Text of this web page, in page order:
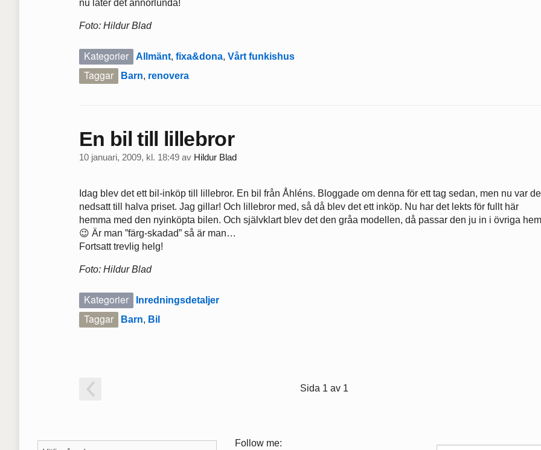
nu låter det annorlunda!
Foto: Hildur Blad
Kategorier Allmänt,fixa&dona,Vårt funkishus
Taggar Barn, renovera
En bil till lillebror
10 januari, 2009, kl. 18:49 av Hildur Blad
Idag blev det ett bil-inköp till lillebror. En bil från Åhléns. Bloggade om denna för ett tag sedan, men nu var
nedsatt till halva priset. Jag gillar! Och lillebror med, så då blev det ett inköp. Nu har det lekts för fullt här
hemma med den nyinköpta bilen. Och självklart blev det den gråa modellen, då passar den ju in i övriga
😉 Är man ”färg-skadad” så är man…
Fortsatt trevlig helg!
Foto: Hildur Blad
Kategorier Inredningsdetaljer
Taggar Barn, Bil
Sida 1 av 1
Follow me: